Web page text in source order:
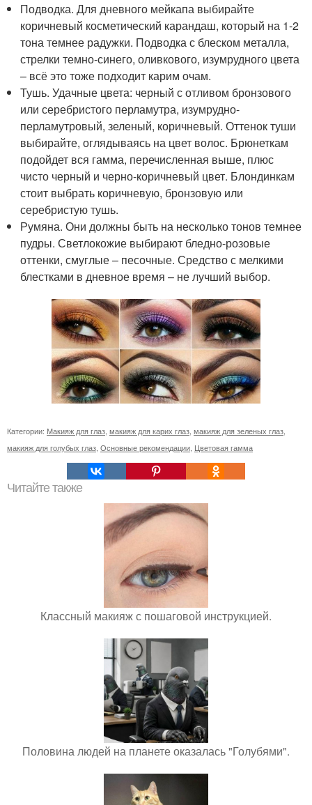
Подводка. Для дневного мейкапа выбирайте
коричневый косметический карандаш, который на 1-2
тона темнее радужки. Подводка с блеском металла,
стрелки темно-синего, оливкового, изумрудного цвета
– всё это тоже подходит карим очам.
Тушь. Удачные цвета: черный с отливом бронзового
или серебристого перламутра, изумрудно-
перламутровый, зеленый, коричневый. Оттенок туши
выбирайте, оглядываясь на цвет волос. Брюнеткам
подойдет вся гамма, перечисленная выше, плюс
чисто черный и черно-коричневый цвет. Блондинкам
стоит выбрать коричневую, бронзовую или
серебристую тушь.
Румяна. Они должны быть на несколько тонов темнее
пудры. Светлокожие выбирают бледно-розовые
оттенки, смуглые – песочные. Средство с мелкими
блестками в дневное время – не лучший выбор.
Категории: Макияж для глаз макияж для карих глаз макияж для зеленых глаз
макияж для голубых глаз Основные рекомендации Цветовая гамма
Читайте также
Классный макияж с пошаговой инструкцией.
Половина людей на планете оказалась "Голубями".